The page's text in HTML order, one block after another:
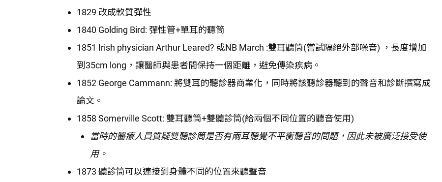
1829 改成軟質彈性
1840 Golding Bird: 彈性管+單耳的聽筒
1851 Irish physician Arthur Leared? 或NB March :雙耳聽筒(嘗試隔絕外部噪音) ，長度增加
到35cm long，讓醫師與患者間保持一個距離，避免傳染疾病。
1852 George Cammann: 將雙耳的聽診器商業化，同時將該聽診器聽到的聲音和診斷撰寫成
論文。
1858 Somerville Scott: 雙耳聽筒+雙聽診筒(給兩個不同位置的聽音使用)
當時的醫療人員質疑雙聽診筒是否有兩耳聽覺不平衡聽音的問題，因此未被廣泛接受使
用。
1873 聽診筒可以連接到身體不同的位置來聽聲音